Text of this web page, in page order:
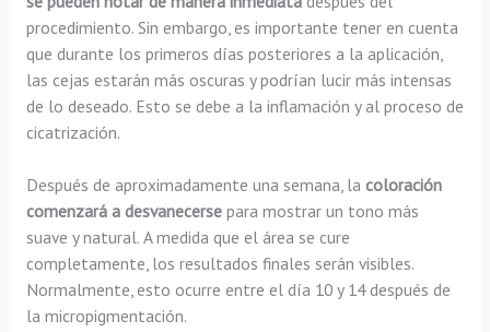
procedimiento. Sin embargo, es importante tener en cuenta
que durante los primeros días posteriores a la aplicación,
las cejas estarán más oscuras y podrían lucir más intensas
de lo deseado. Esto se debe a la inflamación y al proceso de
cicatrización.
Después de aproximadamente una semana, la coloración
comenzará a desvanecersepara mostrar un tono más
suave y natural. A medida que el área se cure
completamente, los resultados finales serán visibles.
Normalmente, esto ocurre entre el día 10 y 14 después de
la micropigmentación.